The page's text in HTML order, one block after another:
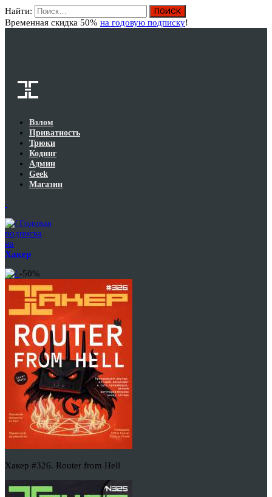
Найти:
Временная скидка 50% на годовую подписку!
Взлом
Приватность
Трюки
Кодинг
Админ
Geek
Магазин
Годовая
подписка
на
Хакер
-50%
Хакер #326. Router from Hell